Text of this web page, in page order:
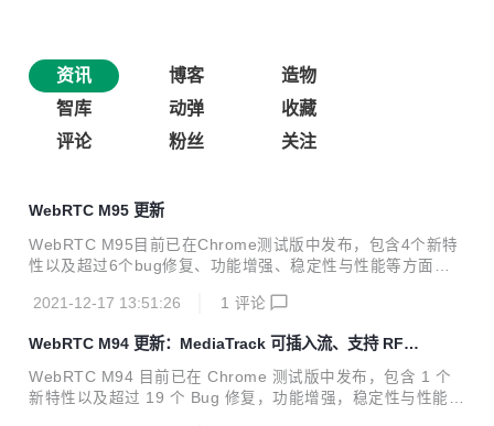
资讯 博客
造物
智库
动弹
收藏
评论
粉丝 关注
WebRTC M95 更新
WebRTC M95目前已在Chrome测试版中发布，包含4个新特
性以及超过6个bug修复、功能增强、稳定性与性能等方面的
关内容，帮助开发者获得最新资讯，走在行业前沿。 01.亮点
里程碑。详情见公告。 02. 功能及问题修复 可登陆：https://b
ugs.chromium.org/p/webrtc/issues/list 输入问题 ID 即可查
询 Bug 详情。 No.1 类型：Feature 问题 ID：1146942 描
述：chromium/webrtc使用...
2021-12-17 13:51:26 1 评论
WebRTC M94 更新：MediaTrack 可插入流、支持 RFC
2198 冗余项
WebRTC M94 目前已在 Chrome 测试版中发布，包含 1 个
新特性以及超过 19 个 Bug 修复，功能增强，稳定性与性能等